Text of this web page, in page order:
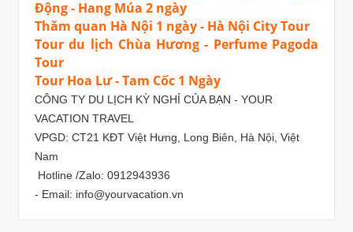
Động - Hang Múa 2 ngày
Thăm quan Hà Nội 1 ngày - Hà Nội City Tour
Tour du lịch Chùa Hương - Perfume Pagoda
Tour
Tour Hoa Lư - Tam Cốc 1 Ngày
CÔNG TY DU LỊCH KỲ NGHỈ CỦA BẠN - YOUR
VACATION TRAVEL
VPGD: CT21 KĐT Việt Hưng, Long Biên, Hà Nội, Việt
Nam
Hotline /Zalo: 0912943936
- Email: info@yourvacation.vn